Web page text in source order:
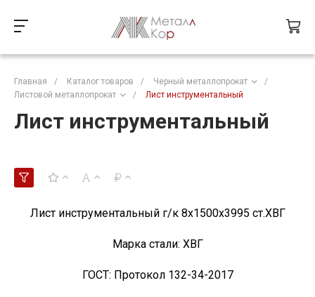
Главная / Каталог товаров / Черный металлопрокат
/
Листовой металлопрокат
/ Лист инструментальный
Лист инструментальный
Лист инструментальный г/к 8x1500х3995 ст.ХВГ
Марка стали: ХВГ
ГОСТ: Протокол 132-34-2017